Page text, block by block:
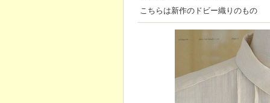
こちらは新作のドビー織りのもの